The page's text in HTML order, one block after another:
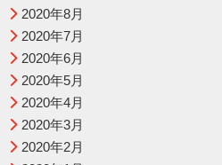
2020年8月
2020年7月
2020年6月
2020年5月
2020年4月
2020年3月
2020年2月